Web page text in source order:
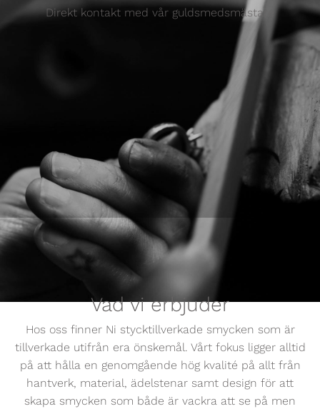
Direkt kontakt med vår guldsmedsmästare
Vad vi erbjuder
Hos oss finner Ni stycktillverkade smycken som är
tillverkade utifrån era önskemål. Vårt fokus ligger alltid
på att hålla en genomgående hög kvalité på allt från
hantverk, material, ädelstenar samt design för att
skapa smycken som både är vackra att se på men